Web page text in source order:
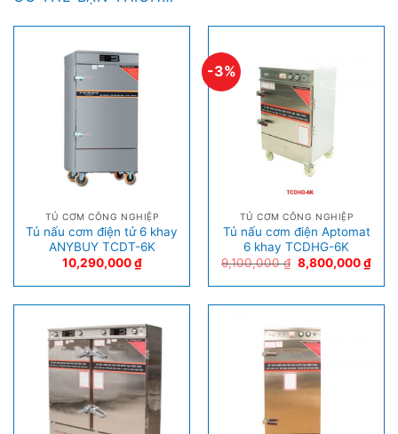
TỦ CƠM CÔNG NGHIỆP
Tủ nấu cơm điện tử 6 khay
ANYBUY TCDT-6K
10,290,000₫
-3%
TỦ CƠM CÔNG NGHIỆP
Tủ nấu cơm điện Aptomat
6 khay TCDHG-6K
9,100,000₫ 8,800,000₫